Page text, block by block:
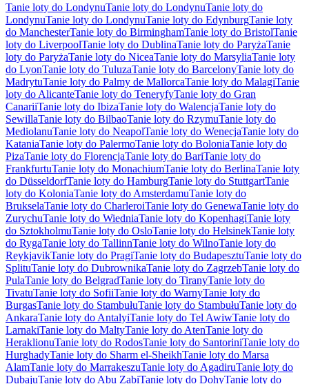
Tanie loty do LondynuTanie loty do LondynuTanie loty do
LondynuTanie loty do LondynuTanie loty do EdynburgTanie loty
do ManchesterTanie loty do BirminghamTanie loty do BristolTanie
loty do LiverpoolTanie loty do DublinaTanie loty do ParyżaTanie
loty do ParyżaTanie loty do NiceaTanie loty do MarsyliaTanie loty
do LyonTanie loty do TuluzaTanie loty do BarcelonyTanie loty do
MadrytuTanie loty do Palmy de MallorcaTanie loty do MalagiTanie
loty do AlicanteTanie loty do TeneryfyTanie loty do Gran
CanariiTanie loty do IbizaTanie loty do WalencjaTanie loty do
SewillaTanie loty do BilbaoTanie loty do RzymuTanie loty do
MediolanuTanie loty do NeapolTanie loty do WenecjaTanie loty do
KataniaTanie loty do PalermoTanie loty do BoloniaTanie loty do
PizaTanie loty do FlorencjaTanie loty do BariTanie loty do
FrankfurtuTanie loty do MonachiumTanie loty do BerlinaTanie loty
do DüsseldorfTanie loty do HamburgTanie loty do StuttgartTanie
loty do KoloniaTanie loty do AmsterdamuTanie loty do
BrukselaTanie loty do CharleroiTanie loty do GenewaTanie loty do
ZurychuTanie loty do WiedniaTanie loty do KopenhagiTanie loty
do SztokholmuTanie loty do OsloTanie loty do HelsinekTanie loty
do RygaTanie loty do TallinnTanie loty do WilnoTanie loty do
ReykjavikTanie loty do PragiTanie loty do BudapesztuTanie loty do
SplituTanie loty do DubrownikaTanie loty do ZagrzebTanie loty do
PulaTanie loty do BelgradTanie loty do TiranyTanie loty do
TivatuTanie loty do SofiiTanie loty do WarnyTanie loty do
BurgasTanie loty do StambułuTanie loty do StambułuTanie loty do
AnkaraTanie loty do AntalyiTanie loty do Tel AwiwTanie loty do
LarnakiTanie loty do MaltyTanie loty do AtenTanie loty do
HeraklionuTanie loty do RodosTanie loty do SantoriniTanie loty do
HurghadyTanie loty do Sharm el-SheikhTanie loty do Marsa
AlamTanie loty do MarrakeszuTanie loty do AgadiruTanie loty do
DubajuTanie loty do Abu ZabiTanie loty do DohyTanie loty do